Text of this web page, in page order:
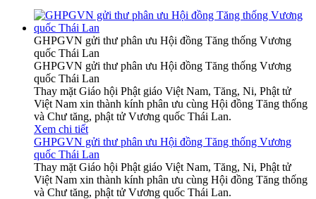
GHPGVN gửi thư phân ưu Hội đồng Tăng thống Vương
quốc Thái Lan
GHPGVN gửi thư phân ưu Hội đồng Tăng thống Vương
quốc Thái Lan
Thay mặt Giáo hội Phật giáo Việt Nam, Tăng, Ni, Phật tử
Việt Nam xin thành kính phân ưu cùng Hội đồng Tăng thống
và Chư tăng, phật tử Vương quốc Thái Lan.
Xem chi tiết
GHPGVN gửi thư phân ưu Hội đồng Tăng thống Vương
quốc Thái Lan
Thay mặt Giáo hội Phật giáo Việt Nam, Tăng, Ni, Phật tử
Việt Nam xin thành kính phân ưu cùng Hội đồng Tăng thống
và Chư tăng, phật tử Vương quốc Thái Lan.